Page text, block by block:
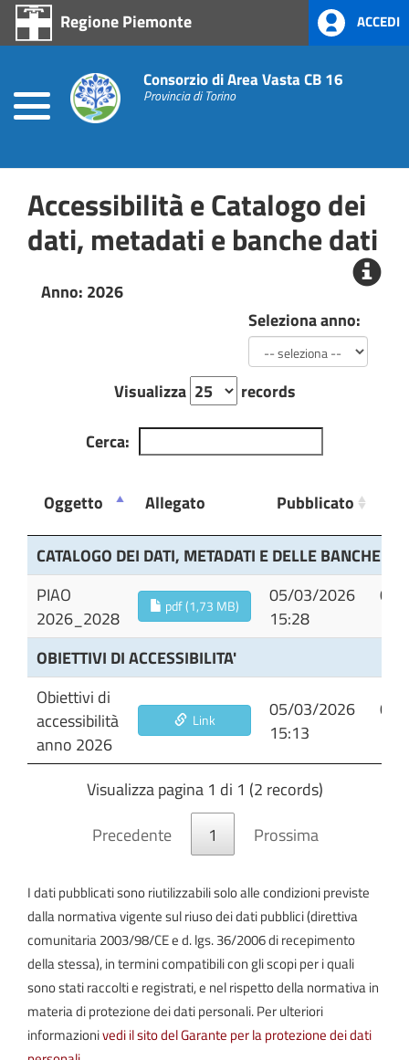
Regione Piemonte ACCEDI
Consorzio di Area Vasta CB 16
Provincia di Torino
Home
Prevenzione
alla
Corruzione
Amministrazione
Trasparente
Accessibilità e Catalogo dei
dati, metadati e banche dati
Anno: 2026
Seleziona anno:
Visualizza
records
Cerca:
Oggetto Allegato Pubblicato
Oggetto
Allegato Pubblicato
CATALOGO DEI DATI, METADATI E DELLE BANCHE
PIAO
2026_2028
pdf (1,73 MB)
05/03/2026
15:28
05/
OBIETTIVI DI ACCESSIBILITA'
Obiettivi di
accessibilità
anno 2026
Link
05/03/2026
15:13
05/
Visualizza pagina 1 di 1 (2 records)
Precedente
1 Prossima
I dati pubblicati sono riutilizzabili solo alle condizioni previste
dalla normativa vigente sul riuso dei dati pubblici (direttiva
comunitaria 2003/98/CE e d. lgs. 36/2006 di recepimento
della stessa), in termini compatibili con gli scopi per i quali
sono stati raccolti e registrati, e nel rispetto della normativa in
materia di protezione dei dati personali. Per ulteriori
informazionivedi il sito del Garante per la protezione dei dati